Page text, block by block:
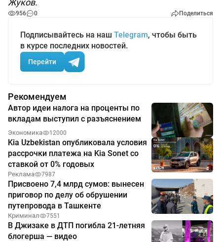
Жуков.
956 0 Поделиться
Подписывайтесь на наш Telegram, чтобы быть
в курсе последних новостей.
Перейти
Рекомендуем
Автор идеи налога на проценты по
вкладам выступил с разъяснением
Экономика 12000
Kia Uzbekistan опубликовала условия
рассрочки платежа на Kia Sonet со
ставкой от 0% годовых
Реклама 7987
Присвоено 7,4 млрд сумов: вынесен
приговор по делу об обрушении
путепровода в Ташкенте
Криминал 7551
В Джизаке в ДТП погибла 21-летняя
блогерша — видео